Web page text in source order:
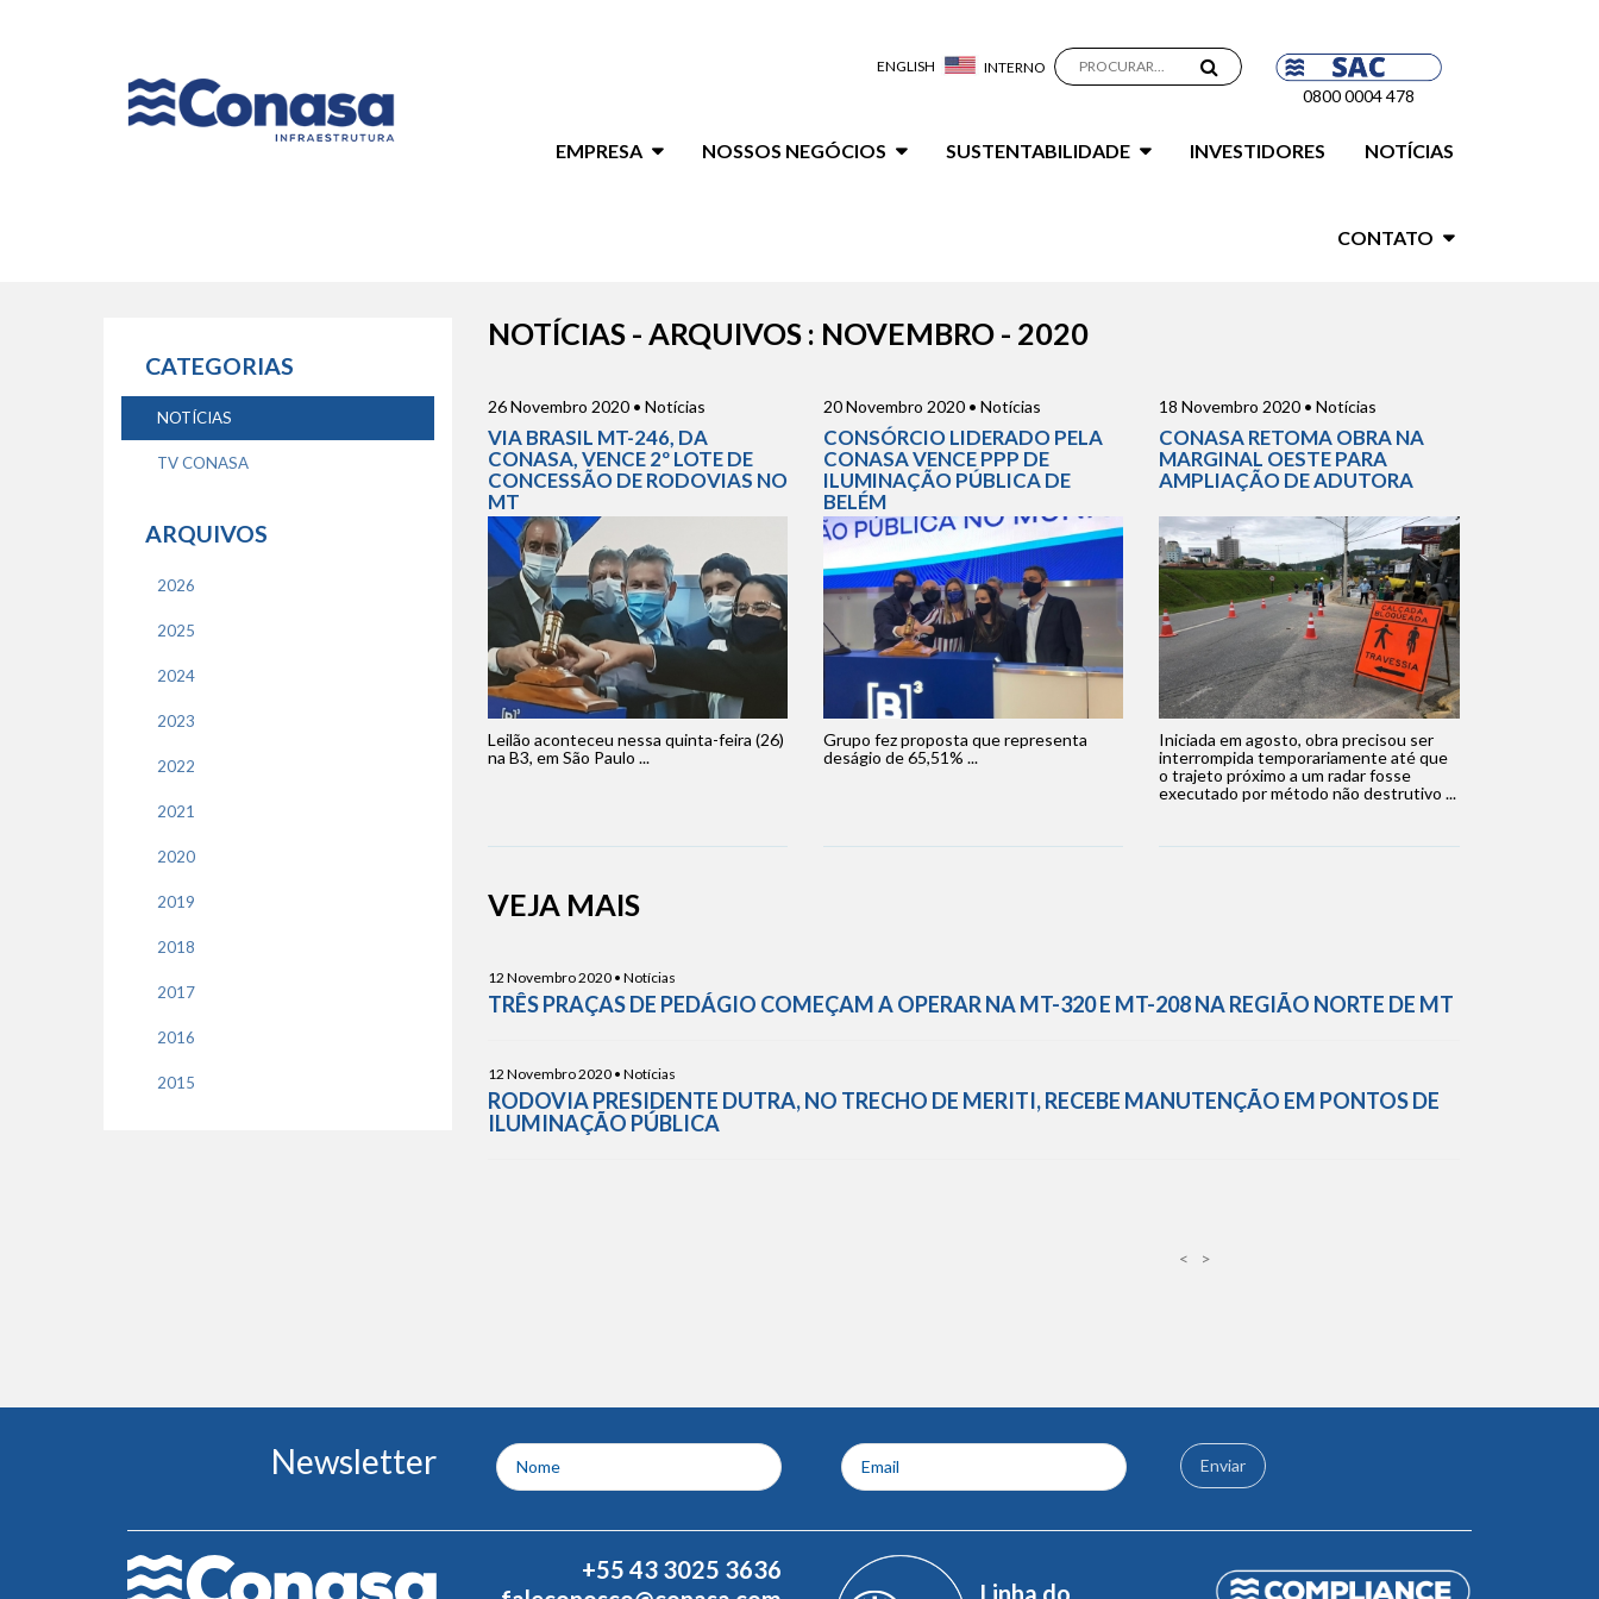
ENGLISH INTERNO
0800 0004 478
principalEMPRESA NOSSOS NEGÓCIOS SUSTENTABILIDADE INVESTIDORES NOTÍCIAS
CONTATO
CATEGORIAS
NOTÍCIAS
TV CONASA
ARQUIVOS
2026
2025
2024
2023
2022
2021
2020
2019
2018
2017
2016
2015
NOTÍCIAS - ARQUIVOS : NOVEMBRO - 2020
26 Novembro 2020 • Notícias
VIA BRASIL MT-246, DA
CONASA, VENCE 2º LOTE DE
CONCESSÃO DE RODOVIAS NO
MT
Leilão aconteceu nessa quinta-feira (26)
na B3, em São Paulo ...
20 Novembro 2020 • Notícias
CONSÓRCIO LIDERADO PELA
CONASA VENCE PPP DE
ILUMINAÇÃO PÚBLICA DE
BELÉM
Grupo fez proposta que representa
deságio de 65,51% ...
18 Novembro 2020 • Notícias
CONASA RETOMA OBRA NA
MARGINAL OESTE PARA
AMPLIAÇÃO DE ADUTORA
Iniciada em agosto, obra precisou ser
interrompida temporariamente até que
o trajeto próximo a um radar fosse
executado por método não destrutivo ...
VEJA MAIS
12 Novembro 2020 • Notícias
TRÊS PRAÇAS DE PEDÁGIO COMEÇAM A OPERAR NA MT-320 E MT-208 NA REGIÃO NORTE DE MT
12 Novembro 2020 • Notícias
RODOVIA PRESIDENTE DUTRA, NO TRECHO DE MERITI, RECEBE MANUTENÇÃO EM PONTOS DE
ILUMINAÇÃO PÚBLICA
< >
rodapé
Newsletter Enviar
+55 43 3025 3636
Linha do